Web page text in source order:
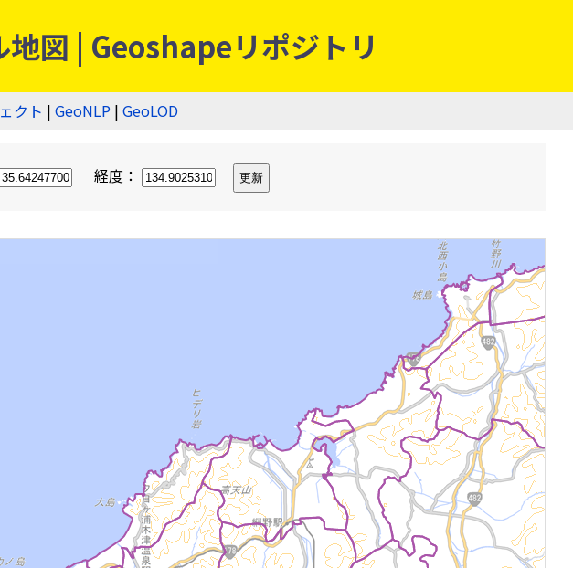
図 | Geoshapeリポジトリ
クト | GeoNLP | GeoLOD
経度：